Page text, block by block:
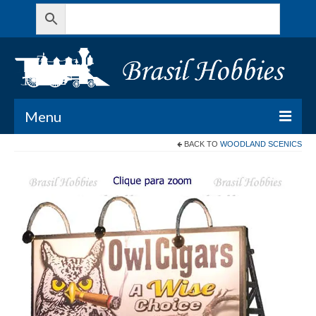
Menu
Meu Carrinho
Minha conta
Contato
BACK TO WOODLAND SCENICS